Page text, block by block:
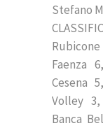
Stefano
Faenza
Cesena
Volley
Banca